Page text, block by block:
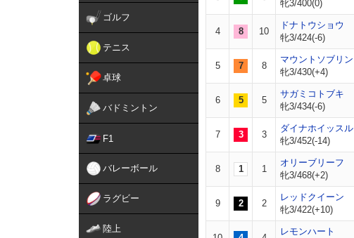
ゴルフ
テニス
卓球
バドミントン
F1
バレーボール
ラグビー
陸上
牝3/400(0)
4 8 10
ドナトウショウ
牝3/424(-6)
5 7 8
マウントソブリン
牝3/430(+4)
6 5 5
サガミコトブキ
牝3/434(-6)
7 3 3
ダイナホイッスル
牝3/452(-14)
8 1 1
オリーブリーフ
牝3/468(+2)
9 2 2
レッドクイーン
牝3/422(+10)
レモンハート